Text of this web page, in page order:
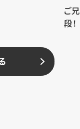
ご
段！